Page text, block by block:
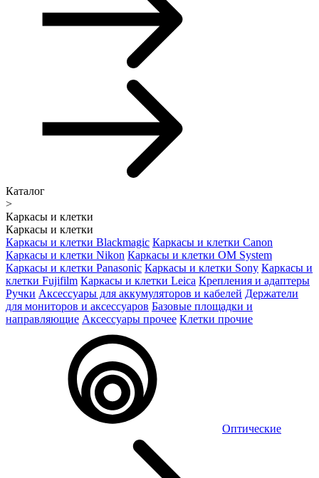
Каталог
>
Каркасы и клетки
Каркасы и клетки
Каркасы и клетки Blackmagic Каркасы и клетки Canon
Каркасы и клетки Nikon Каркасы и клетки OM System
Каркасы и клетки Panasonic Каркасы и клетки Sony Каркасы и
клетки Fujifilm Каркасы и клетки Leica Крепления и адаптеры
Ручки Аксессуары для аккумуляторов и кабелей Держатели
для мониторов и аксессуаров Базовые площадки и
направляющие Аксессуары прочее Клетки прочие
Оптические